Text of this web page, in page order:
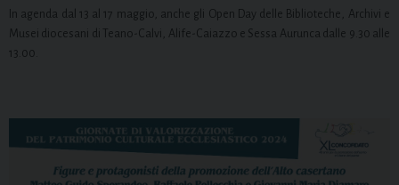
In agenda dal 13 al 17 maggio, anche gli Open Day delle Biblioteche, Archivi e
Musei diocesani di Teano-Calvi, Alife-Caiazzo e Sessa Aurunca dalle 9.30 alle
13.00.